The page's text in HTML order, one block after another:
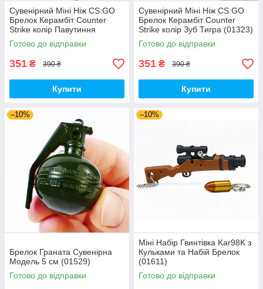
Сувенірний Міні Ніж CS:GO
Брелок Керамбіт Counter
Strike колір Павутиння
(01322)
Готово до відправки
351 ₴ 390 ₴
Купити
Сувенірний Міні Ніж CS:GO
Брелок Керамбіт Counter
Strike колір Зуб Тигра (01323)
Готово до відправки
351 ₴ 390 ₴
Купити
–10%
Брелок Граната Сувенірна
Модель 5 см (01529)
Готово до відправки
–10%
Міні Набір Гвинтівка Kar98K з
Кульками та Набій Брелок
(01611)
Готово до відправки